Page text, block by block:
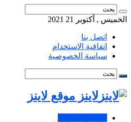
الخميس , أكتوبر 21 2021
اتصل بنا
اتفاقية الاستخدام
سياسة الخصوصية
لاينز موقع لاينز